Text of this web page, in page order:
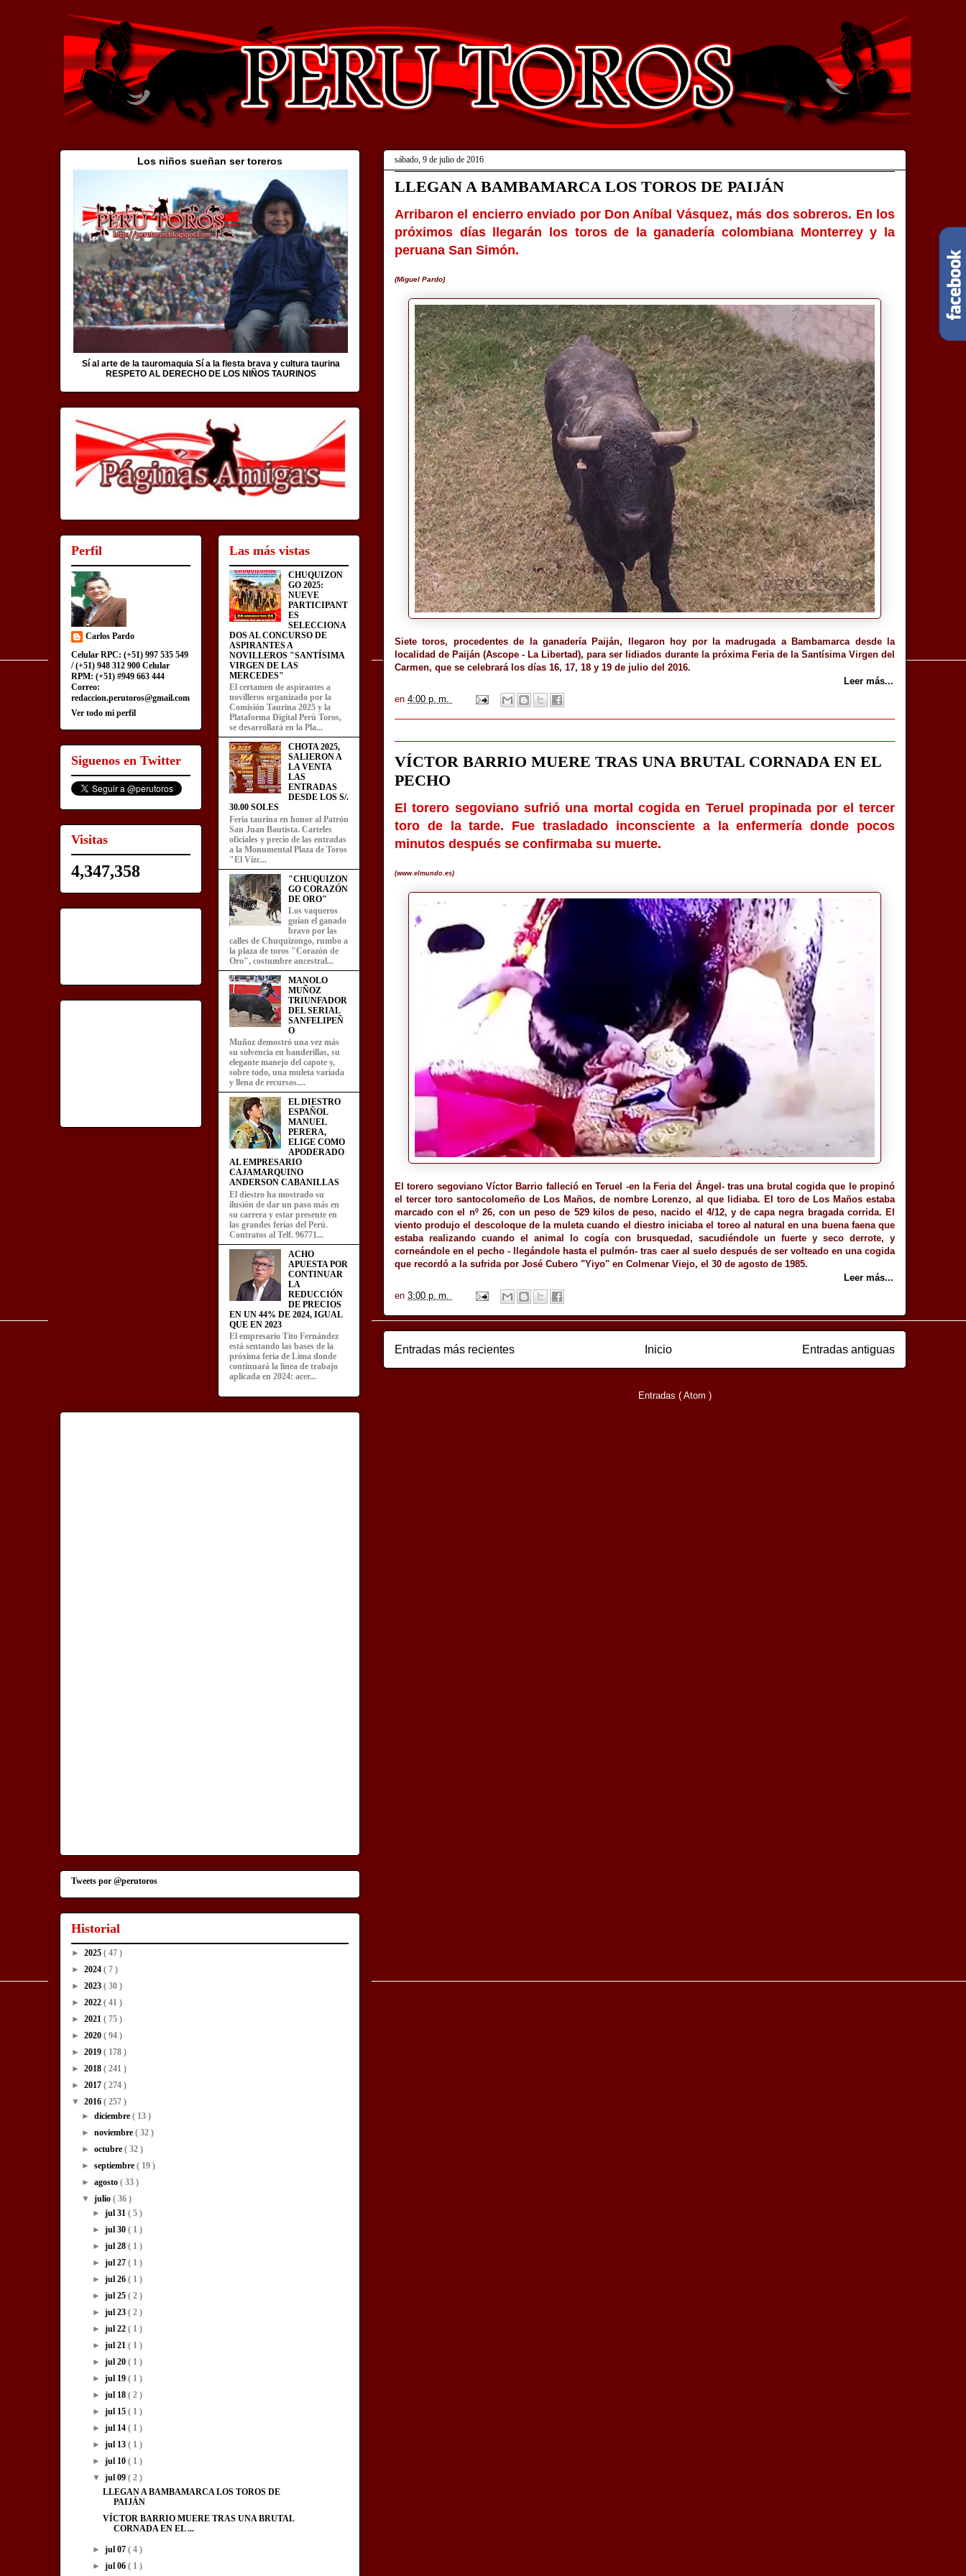
sábado, 9 de julio de 2016
LLEGAN A BAMBAMARCA LOS TOROS DE PAIJÁN
Arribaron el encierro enviado por Don Aníbal Vásquez, más dos sobreros. En los
próximos días llegarán los toros de la ganadería colombiana Monterrey y la
peruana San Simón.
(Miguel Pardo)
Siete toros, procedentes de la ganadería Paiján, llegaron hoy por la madrugada a Bambamarca desde la
localidad de Paiján (Ascope - La Libertad), para ser lidiados durante la próxima Feria de la Santísima Virgen del
Carmen, que se celebrará los días 16, 17, 18 y 19 de julio del 2016.
Leer más...
en 4:00 p. m.
VÍCTOR BARRIO MUERE TRAS UNA BRUTAL CORNADA EN EL
PECHO
El torero segoviano sufrió una mortal cogida en Teruel propinada por el tercer
toro de la tarde. Fue trasladado inconsciente a la enfermería donde pocos
minutos después se confirmaba su muerte.
(www.elmundo.es)
El torero segoviano Víctor Barrio falleció en Teruel -en la Feria del Ángel- tras una brutal cogida que le propinó
el tercer toro santocolomeño de Los Maños, de nombre Lorenzo, al que lidiaba. El toro de Los Maños estaba
marcado con el nº 26, con un peso de 529 kilos de peso, nacido el 4/12, y de capa negra bragada corrida. El
viento produjo el descoloque de la muleta cuando el diestro iniciaba el toreo al natural en una buena faena que
estaba realizando cuando el animal lo cogía con brusquedad, sacudiéndole un fuerte y seco derrote, y
corneándole en el pecho - llegándole hasta el pulmón- tras caer al suelo después de ser volteado en una cogida
que recordó a la sufrida por José Cubero "Yiyo" en Colmenar Viejo, el 30 de agosto de 1985.
Leer más...
en 3:00 p. m.
Entradas más recientes Entradas antiguas
Inicio
Entradas ( Atom )
Los niños sueñan ser toreros
Sí al arte de la tauromaquia Sí a la fiesta brava y cultura taurina
RESPETO AL DERECHO DE LOS NIÑOS TAURINOS
Perfil
Carlos Pardo
Celular RPC: (+51) 997 535 549
/ (+51) 948 312 900 Celular
RPM: (+51) #949 663 444
Correo:
redaccion.perutoros@gmail.com
Ver todo mi perfil
Siguenos en Twitter
Visitas
4,347,358
Las más vistas
CHUQUIZON
GO 2025:
NUEVE
PARTICIPANT
ES
SELECCIONA
DOS AL CONCURSO DE
ASPIRANTES A
NOVILLEROS "SANTÍSIMA
VIRGEN DE LAS
MERCEDES"
El certamen de aspirantes a
novilleros organizado por la
Comisión Taurina 2025 y la
Plataforma Digital Perú Toros,
se desarrollará en la Pla...
CHOTA 2025,
SALIERON A
LA VENTA
LAS
ENTRADAS
DESDE LOS S/.
30.00 SOLES
Feria taurina en honor al Patrón
San Juan Bautista. Carteles
oficiales y precio de las entradas
a la Monumental Plaza de Toros
"El Vizc...
"CHUQUIZON
GO CORAZÓN
DE ORO"
Los vaqueros
guían el ganado
bravo por las
calles de Chuquizongo, rumbo a
la plaza de toros "Corazón de
Oro", costumbre ancestral...
MANOLO
MUÑOZ
TRIUNFADOR
DEL SERIAL
SANFELIPEÑ
O
Muñoz demostró una vez más
su solvencia en banderillas, su
elegante manejo del capote y,
sobre todo, una muleta variada
y llena de recursos....
EL DIESTRO
ESPAÑOL
MANUEL
PERERA,
ELIGE COMO
APODERADO
AL EMPRESARIO
CAJAMARQUINO
ANDERSON CABANILLAS
El diestro ha mostrado su
ilusión de dar un paso más en
su carrera y estar presente en
las grandes ferias del Perú.
Contratos al Telf. 96771...
ACHO
APUESTA POR
CONTINUAR
LA
REDUCCIÓN
DE PRECIOS
EN UN 44% DE 2024, IGUAL
QUE EN 2023
El empresario Tito Fernández
está sentando las bases de la
próxima feria de Lima donde
continuará la línea de trabajo
aplicada en 2024: acer...
Tweets por @perutoros
Historial
► 2025 ( 47 )
► 2024 ( 7 )
► 2023 ( 30 )
► 2022 ( 41 )
► 2021 ( 75 )
► 2020 ( 94 )
► 2019 ( 178 )
► 2018 ( 241 )
► 2017 ( 274 )
▼ 2016 ( 257 )
►diciembre( 13 )
►noviembre( 32 )
►octubre( 32 )
►septiembre( 19 )
►agosto( 33 )
▼julio( 36 )
► jul 31 ( 5 )
► jul 30 ( 1 )
► jul 28 ( 1 )
► jul 27 ( 1 )
► jul 26 ( 1 )
► jul 25 ( 2 )
► jul 23 ( 2 )
► jul 22 ( 1 )
► jul 21 ( 1 )
► jul 20 ( 1 )
► jul 19 ( 1 )
► jul 18 ( 2 )
► jul 15 ( 1 )
► jul 14 ( 1 )
► jul 13 ( 1 )
► jul 10 ( 1 )
▼ jul 09 ( 2 )
LLEGAN A BAMBAMARCA LOS TOROS DE
PAIJÁN
VÍCTOR BARRIO MUERE TRAS UNA BRUTAL
CORNADA EN EL ...
► jul 07 ( 4 )
► jul 06 ( 1 )